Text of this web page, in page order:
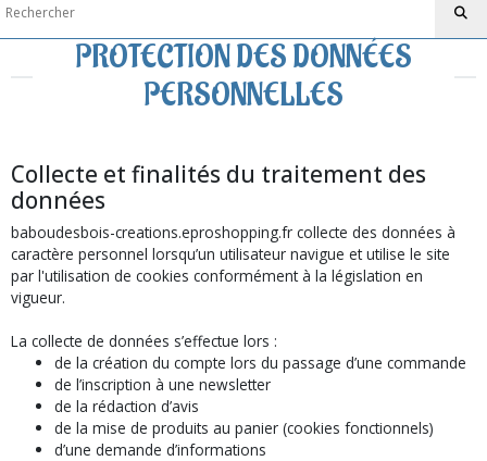
PROTECTION DES DONNÉES
PERSONNELLES
Collecte et finalités du traitement des
données
baboudesbois-creations.eproshopping.fr collecte des données à
caractère personnel lorsqu’un utilisateur navigue et utilise le site
par l'utilisation de cookies conformément à la législation en
vigueur.
La collecte de données s’effectue lors :
de la création du compte lors du passage d’une commande
de l’inscription à une newsletter
de la rédaction d’avis
de la mise de produits au panier (cookies fonctionnels)
d’une demande d’informations